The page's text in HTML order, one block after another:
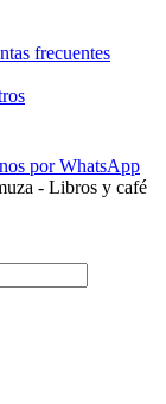
frecuentes
por WhatsApp
- Libros y café